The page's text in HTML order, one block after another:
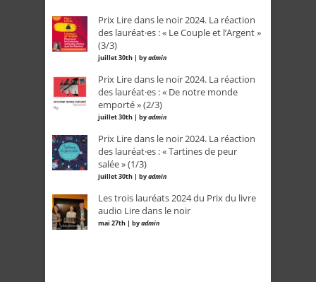
Prix Lire dans le noir 2024. La réaction
des lauréat·es : « Le Couple et l’Argent »
(3/3)
juillet 30th | byadmin
Prix Lire dans le noir 2024. La réaction
des lauréat·es : « De notre monde
emporté » (2/3)
juillet 30th | byadmin
Prix Lire dans le noir 2024. La réaction
des lauréat·es : « Tartines de peur
salée » (1/3)
juillet 30th | byadmin
Les trois lauréats 2024 du Prix du livre
audio Lire dans le noir
mai 27th | byadmin